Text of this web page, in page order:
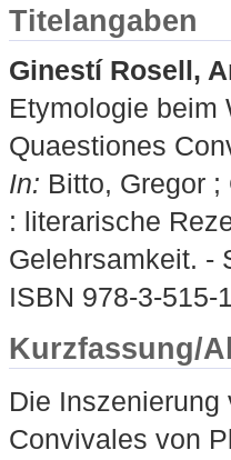
Titelangaben
Ginestí Rosell,
Etymologie beim
Quaestiones
In: Bitto, Gregor
: literarische
Gelehrsamkeit. -
ISBN 978-3-515-
Kurzfassung/
Die
Convivales von